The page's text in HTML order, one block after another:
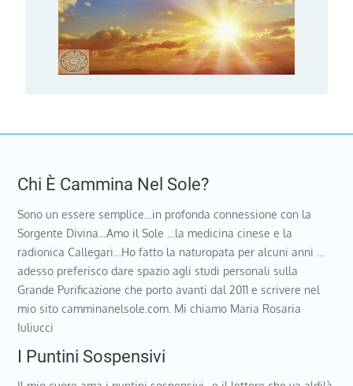
Chi È Cammina Nel Sole?
Sono un essere semplice…in profonda connessione con la
Sorgente Divina…Amo il Sole …la medicina cinese e la
radionica Callegari…Ho fatto la naturopata per alcuni anni …
adesso preferisco dare spazio agli studi personali sulla
Grande Purificazione che porto avanti dal 2011 e scrivere nel
mio sito camminanelsole.com. Mi chiamo Maria Rosaria
Iuliucci
I Puntini Sospensivi